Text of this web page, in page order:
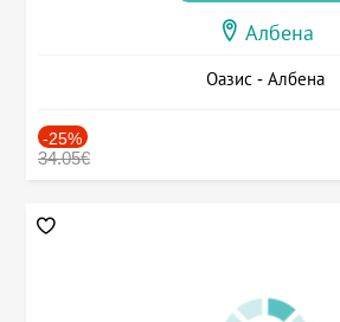
Албена
Оазис - Албена
-25%
34.05€